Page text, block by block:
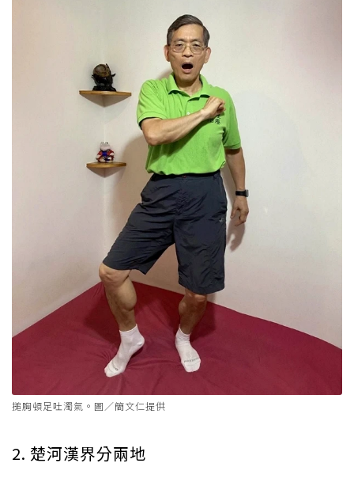
搥胸頓足吐濁氣。圖／簡文仁提供
2. 楚河漢界分兩地